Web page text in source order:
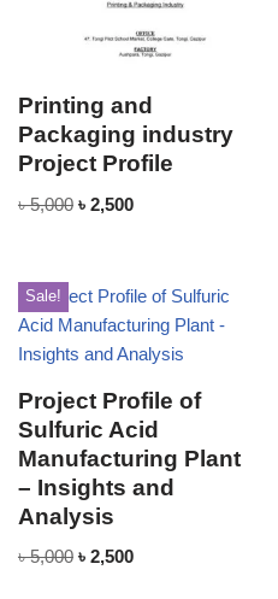
Printing and
Packaging industry
Project Profile
৳5,000 ৳ 2,500
Sale!
Project Profile of
Sulfuric Acid
Manufacturing Plant
– Insights and
Analysis
৳5,000 ৳ 2,500